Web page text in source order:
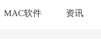
MAC软件 资讯